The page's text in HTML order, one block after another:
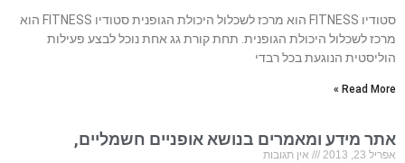
סטודיו FITNESS הוא מרכז לשכלול היכולת הגופנית סטודיו FITNESS הוא
מרכז לשכלול היכולת הגופנית. תחת קורת גג אחת נוכל לבצע פעילות
הוליסטית הנוגעת בכל רבדי
Read More »
אתר מידע ומאמרים בנושא אופניים חשמליים,
אפריל 23, 2013 אין תגובות